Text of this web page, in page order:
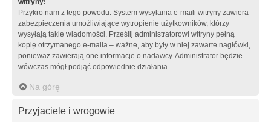
witryny!
Przykro nam z tego powodu. System wysyłania e-maili witryny zawiera
zabezpieczenia umożliwiające wytropienie użytkowników, którzy
wysyłają takie wiadomości. Prześlij administratorowi witryny pełną
kopię otrzymanego e-maila – ważne, aby były w niej zawarte nagłówki,
ponieważ zawierają one informacje o nadawcy. Administrator będzie
wówczas mógł podjąć odpowiednie działania.
Na górę
Przyjaciele i wrogowie